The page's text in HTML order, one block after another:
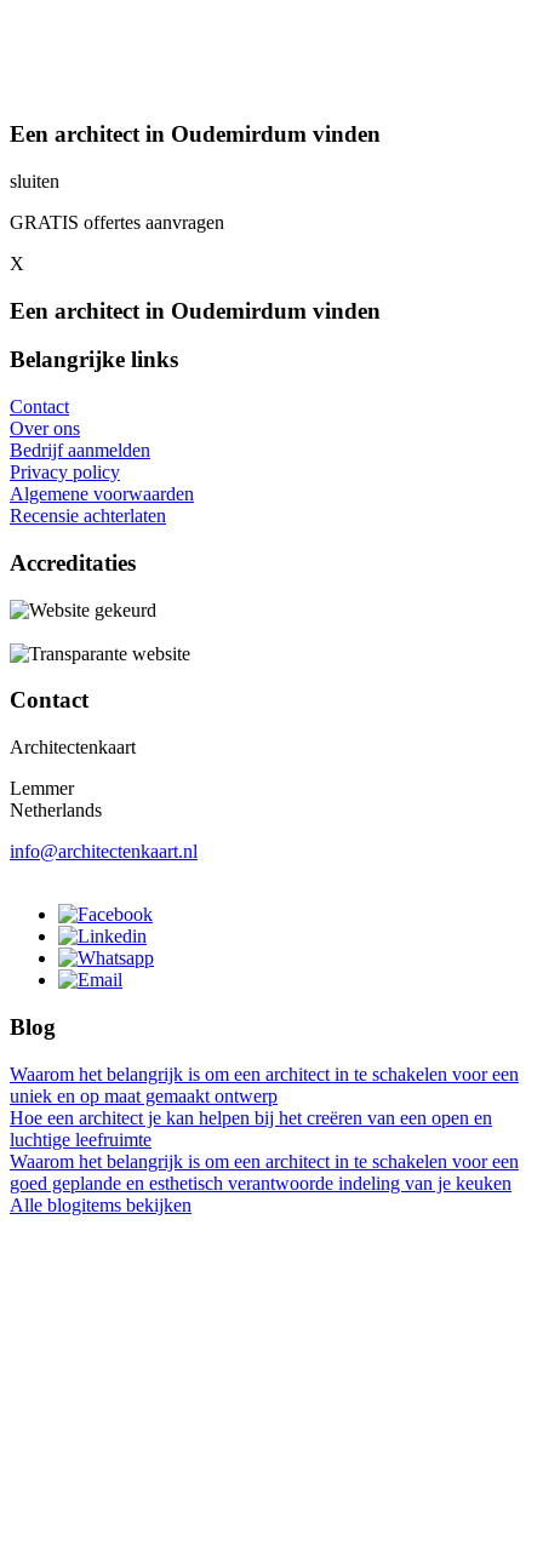
Een architect in Oudemirdum vinden
sluiten
GRATIS offertes aanvragen
X
Een architect in Oudemirdum vinden
Belangrijke links
Contact
Over ons
Bedrijf aanmelden
Privacy policy
Algemene voorwaarden
Recensie achterlaten
Accreditaties
Contact
Architectenkaart
Lemmer
Netherlands
info@architectenkaart.nl
Blog
Waarom het belangrijk is om een architect in te schakelen voor een
uniek en op maat gemaakt ontwerp
Hoe een architect je kan helpen bij het creëren van een open en
luchtige leefruimte
Waarom het belangrijk is om een architect in te schakelen voor een
goed geplande en esthetisch verantwoorde indeling van je keuken
Alle blogitems bekijken